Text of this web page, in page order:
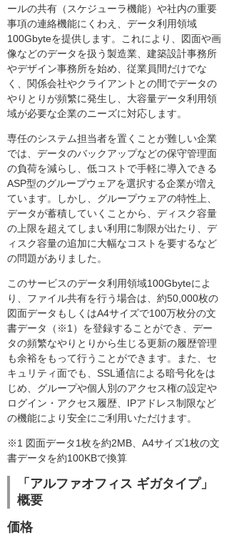
ールの共有（スケジューラ機能）や社内の重要
事項の連絡機能にくわえ、データ利用領域
100Gbyteを提供します。これにより、図面や画
像などのデータを扱う製造業、建築設計事務所
やデザイン事務所を始め、従業員間だけでな
く、関係会社やクライアントとの間でデータの
やりとりが頻繁に発生し、大容量データ利用領
域が必要な企業のニーズに対応します。
専任のシステム担当者を置くことが難しい企業
では、データのバックアップなどの保守管理面
の負荷を減らし、低コストで手軽に導入できる
ASP型のグループウェアを選択する企業が増え
ています。しかし、グループウェアの特性上、
データが蓄積していくことから、ディスク容量
の上限を超えてしまい利用に制限が出たり、デ
ィスク容量の追加に大幅なコストを要するなど
の問題がありました。
このサービスのデータ利用領域100Gbyteによ
り、ファイル共有を行う場合は、約50,000枚の
図面データもしくはA4サイズで100万枚分の文
書データ（※1）を登録することができ、デー
タの頻繁なやりとりから生じる更新の履歴管理
も余裕をもって行うことができます。また、セ
キュリティ面でも、SSL通信による暗号化をは
じめ、グループや個人別のアクセス権の設定や
ログイン・アクセス履歴、IPアドレス制限など
の機能により安全にご利用いただけます。
※1 図面データ1枚を約2MB、A4サイズ1枚の文
書データを約100KBで換算
「アルファオフィス ギガタイプ」
概要
価格